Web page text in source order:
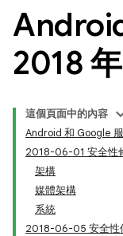
2018
這個頁面中的內容
Android 和 Google
2018-06-01 安全性
架構
媒體架構
系統
2018-06-05 安全性